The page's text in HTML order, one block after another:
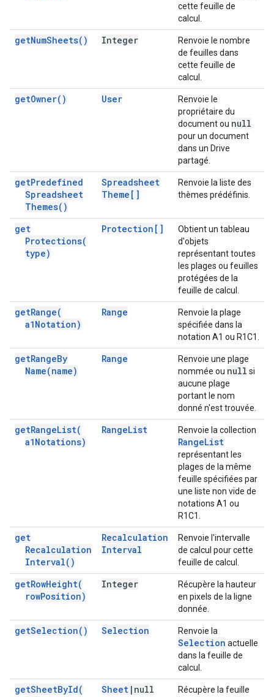
cette feuille de
calcul.
getNumSheets( ) Integer
Renvoie le nombre
de feuilles dans
cette feuille de
calcul.
getOwner( ) User
Renvoie le
propriétaire du
document ou null
pour un document
dans un Drive
partagé.
getPredefined
Spreadsheet
Themes( )
Spreadsheet
Theme[]
Renvoie la liste des
thèmes prédéfinis.
get
Protections(
type)
Protection[]
Obtient un tableau
d'objets
représentant toutes
les plages ou feuilles
protégées de la
feuille de calcul.
getRange(
a1Notation)
Range
Renvoie la plage
spécifiée dans la
notation A1 ou R1C1.
getRangeBy
Name(name)
Range
Renvoie une plage
nommée ou null si
aucune plage
portant le nom
donné n'est trouvée.
getRangeList(
a1Notations)
RangeList Renvoie la collection
RangeList
représentant les
plages de la même
feuille spécifiées par
une liste non vide de
notations A1 ou
R1C1.
get
Recalculation
Interval( )
Recalculation
Interval
Renvoie l'intervalle
de calcul pour cette
feuille de calcul.
getRowHeight(
rowPosition)
Integer
Récupère la hauteur
en pixels de la ligne
donnée.
getSelection( ) Selection Renvoie la
Selection actuelle
dans la feuille de
calcul.
getSheetById(
Sheet | null Récupère la feuille